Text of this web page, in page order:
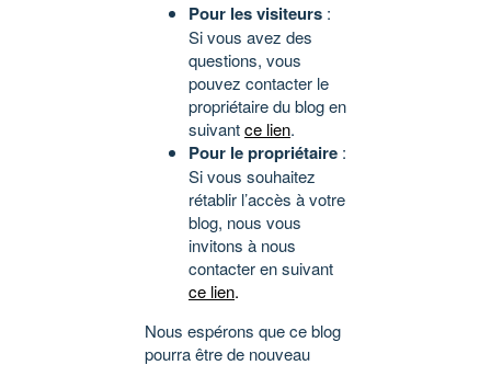
Pour les visiteurs :
Si vous avez des
questions, vous
pouvez contacter le
propriétaire du blog en
suivantce lien.
Pour le propriétaire :
Si vous souhaitez
rétablir l’accès à votre
blog, nous vous
invitons à nous
contacter en suivant
ce lien.
Nous espérons que ce blog
pourra être de nouveau